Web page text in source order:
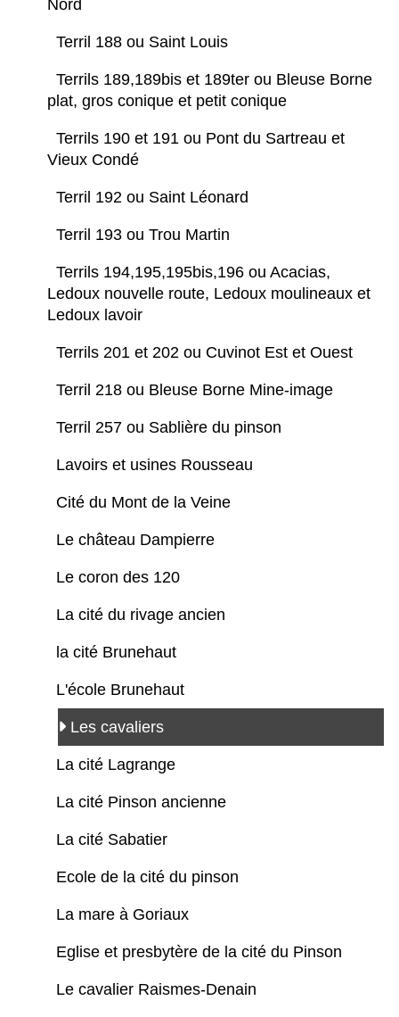
Nord
Terril 188 ou Saint Louis
Terrils 189,189bis et 189ter ou Bleuse Borne
plat, gros conique et petit conique
Terrils 190 et 191 ou Pont du Sartreau et
Vieux Condé
Terril 192 ou Saint Léonard
Terril 193 ou Trou Martin
Terrils 194,195,195bis,196 ou Acacias,
Ledoux nouvelle route, Ledoux moulineaux et
Ledoux lavoir
Terrils 201 et 202 ou Cuvinot Est et Ouest
Terril 218 ou Bleuse Borne Mine-image
Terril 257 ou Sablière du pinson
Lavoirs et usines Rousseau
Cité du Mont de la Veine
Le château Dampierre
Le coron des 120
La cité du rivage ancien
la cité Brunehaut
L'école Brunehaut
Les cavaliers
La cité Lagrange
La cité Pinson ancienne
La cité Sabatier
Ecole de la cité du pinson
La mare à Goriaux
Eglise et presbytère de la cité du Pinson
Le cavalier Raismes-Denain